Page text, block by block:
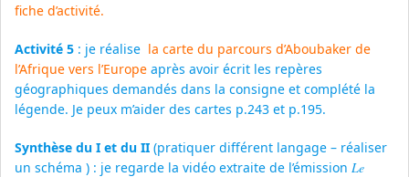
fiche d’activité.
Activité 5 : je réalise la carte du parcours d’Aboubaker de
l’Afrique vers l’Europe après avoir écrit les repères
géographiques demandés dans la consigne et complété la
légende. Je peux m’aider des cartes p.243 et p.195.
Synthèse du I et du II (pratiquer différent langage – réaliser
un schéma ) : je regarde la vidéo extraite de l’émissionLe